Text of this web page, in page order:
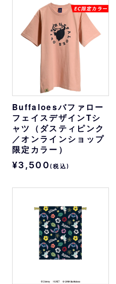
Buffaloesバファロー
フェイスデザインTシ
ャツ（ダスティピンク
／オンラインショップ
限定カラー）
¥3,500 (税込)